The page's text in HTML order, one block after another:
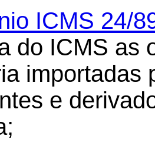
ICMS 24/
do ICMS as
importadas
e